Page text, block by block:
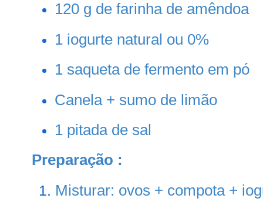
120 g de farinha de amêndoa
1 iogurte natural ou 0%
1 saqueta de fermento em pó
Canela + sumo de limão
1 pitada de sal
Preparação :
Misturar: ovos + compota +